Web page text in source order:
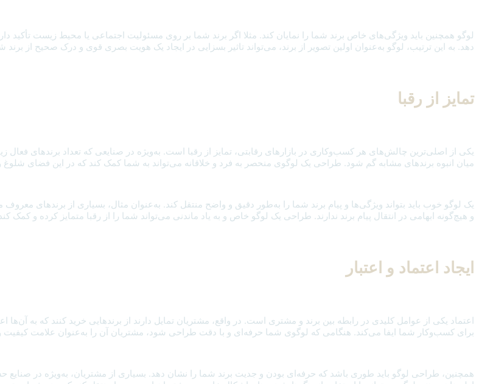
لوگو همچنین باید ویژگی‌های خاص برند شما را نمایان کند. مثلا اگر برند شما بر روی مسئولیت اجتماعی یا محیط زیست تأکید
دهد. به این ترتیب، لوگو به‌عنوان اولین تصویر از برند، می‌تواند تاثیر بسزایی در ایجاد یک هویت بصری قوی و درک صحیح از
تمایز از رقبا
یکی از اصلی‌ترین چالش‌های هر کسب‌وکاری در بازارهای رقابتی، تمایز از رقبا است. به‌ویژه در صنایعی که تعداد برندهای فعال
میان انبوه برندهای مشابه گم شود. طراحی یک لوگوی منحصر به فرد و خلاقانه می‌تواند به شما کمک کند که در این فضای شلوغ و
یک لوگو خوب باید بتواند ویژگی‌ها و پیام برند شما را به‌طور دقیق و واضح منتقل کند. به‌عنوان مثال، بسیاری از برندهای
و هیچ‌گونه ابهامی در انتقال پیام برند ندارند. طراحی یک لوگو خاص و به یاد ماندنی می‌تواند شما را از رقبا متمایز کرده و کمک
ایجاد اعتماد و اعتبار
اعتماد یکی از عوامل کلیدی در رابطه بین برند و مشتری است. در واقع، مشتریان تمایل دارند از برندهایی خرید کنند که به آن‌ها
برای کسب‌وکار شما ایفا می‌کند. هنگامی که لوگوی شما حرفه‌ای و با دقت طراحی شود، مشتریان آن را به‌عنوان علامت کیفیت
همچنین، طراحی لوگو باید طوری باشد که حرفه‌ای بودن و جدیت برند شما را نشان دهد. بسیاری از مشتریان، به‌ویژه در